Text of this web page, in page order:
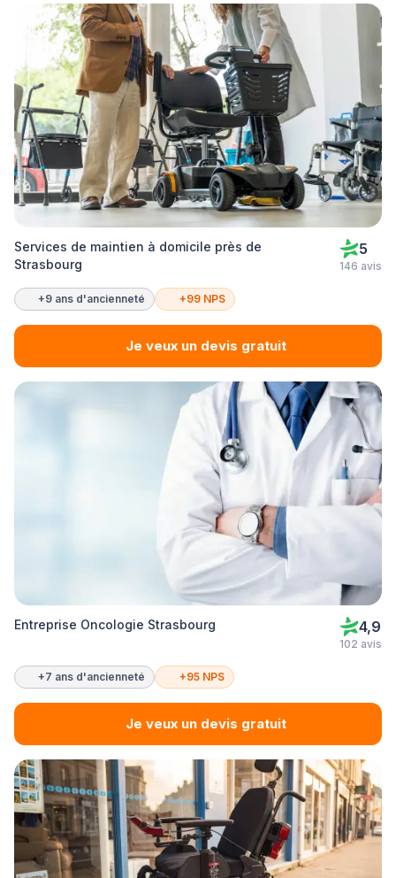
Services de maintien à domicile près de
Strasbourg
5
146 avis
+9 ans d'ancienneté +99 NPS
Je veux un devis gratuit
Entreprise Oncologie Strasbourg 4,9
102 avis
+7 ans d'ancienneté +95 NPS
Je veux un devis gratuit